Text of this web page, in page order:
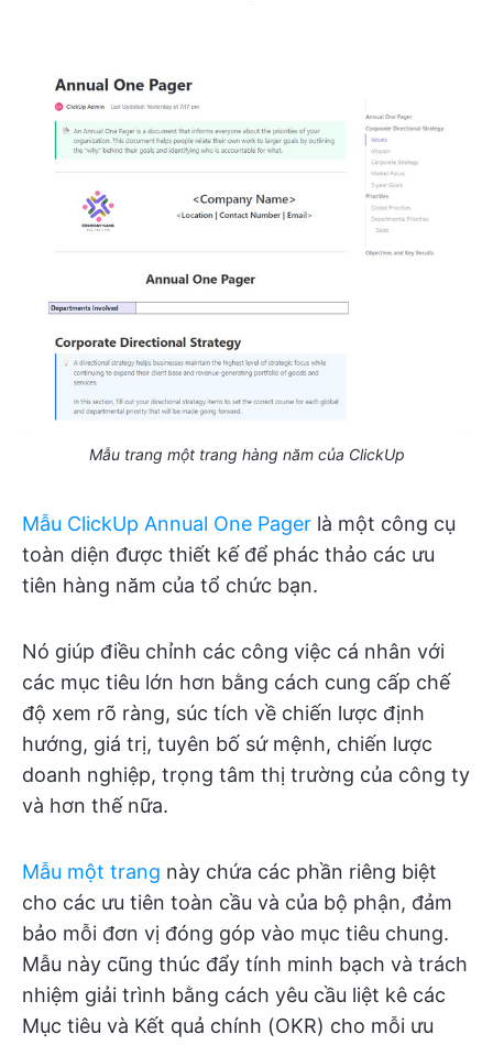
Mẫu trang một trang hàng năm của ClickUp
Mẫu ClickUp Annual One Pager là một công cụ
toàn diện được thiết kế để phác thảo các ưu
tiên hàng năm của tổ chức bạn.
Nó giúp điều chỉnh các công việc cá nhân với
các mục tiêu lớn hơn bằng cách cung cấp chế
độ xem rõ ràng, súc tích về chiến lược định
hướng, giá trị, tuyên bố sứ mệnh, chiến lược
doanh nghiệp, trọng tâm thị trường của công ty
và hơn thế nữa.
Mẫu một trang này chứa các phần riêng biệt
cho các ưu tiên toàn cầu và của bộ phận, đảm
bảo mỗi đơn vị đóng góp vào mục tiêu chung.
Mẫu này cũng thúc đẩy tính minh bạch và trách
nhiệm giải trình bằng cách yêu cầu liệt kê các
Mục tiêu và Kết quả chính (OKR) cho mỗi ưu